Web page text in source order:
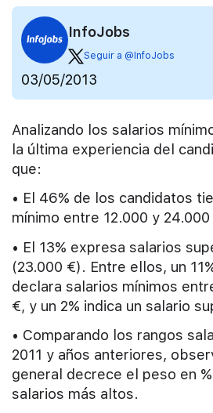
InfoJobs
Seguir a @InfoJobs
03/05/2013
Analizando los salarios
la última experiencia del
que:
• El 46% de los candidatos
mínimo entre 12.000 y 24.000
• El 13% expresa salarios
(23.000 €). Entre ellos, un
declara salarios mínimos
€, y un 2% indica un salario
• Comparando los rangos
2011 y años anteriores,
general decrece el peso en
salarios más altos.